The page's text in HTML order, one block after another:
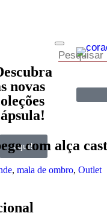
novas
aqui!com alça
, mala de ombro, Outlet